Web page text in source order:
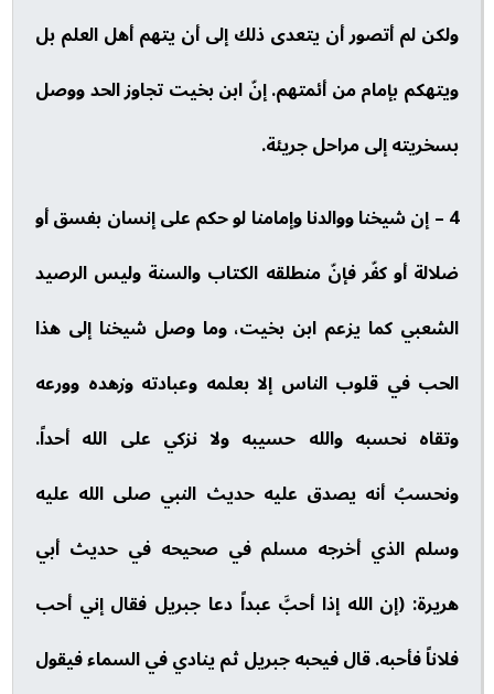
ولكن لم أتصور أن يتعدى ذلك إلى أن يتهم أهل العلم بل
ويتهكم بإمام من أئمتهم. إنّ ابن بخيت تجاوز الحد ووصل
بسخريته إلى مراحل جريئة.
4 – إن شيخنا ووالدنا وإمامنا لو حكم على إنسان بفسق أو
ضلالة أو كفّر فإنّ منطلقه الكتاب والسنة وليس الرصيد
الشعبي كما يزعم ابن بخيت، وما وصل شيخنا إلى هذا
الحب في قلوب الناس إلا بعلمه وعبادته وزهده وورعه
وتقاه نحسبه والله حسيبه ولا نزكي على الله أحداً.
ونحسبُ أنه يصدق عليه حديث النبي صلى الله عليه
وسلم الذي أخرجه مسلم في صحيحه في حديث أبي
هريرة: (إن الله إذا أحبَّ عبداً دعا جبريل فقال إني أحب
فلاناً فأحبه. قال فيحبه جبريل ثم ينادي في السماء فيقول